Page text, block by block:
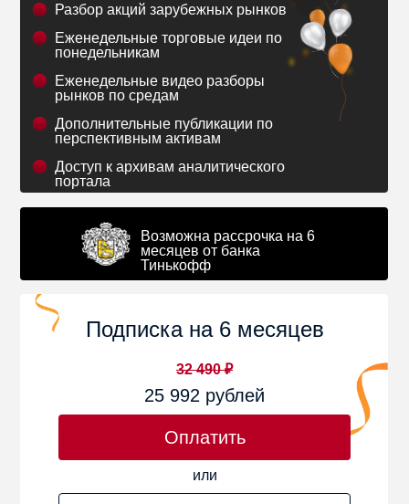
Разбор акций зарубежных рынков
Еженедельные торговые идеи по
понедельникам
Еженедельные видео разборы
рынков по средам
Дополнительные публикации по
перспективным активам
Доступ к архивам аналитического
портала
Возможна рассрочка на 6
месяцев от банка
Тинькофф
Подписка на 6 месяцев
Оплатить
32 490 ₽
или
25 992 рублей